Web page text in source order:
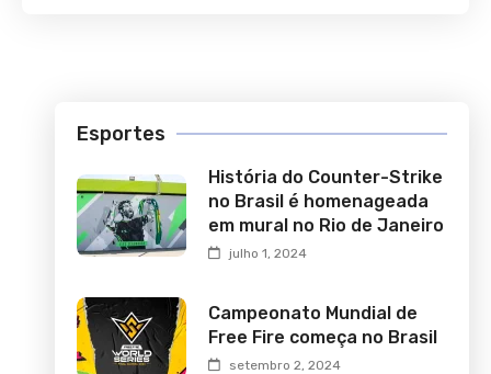
Esportes
História do Counter-Strike
no Brasil é homenageada
em mural no Rio de Janeiro
julho 1, 2024
Campeonato Mundial de
Free Fire começa no Brasil
setembro 2, 2024